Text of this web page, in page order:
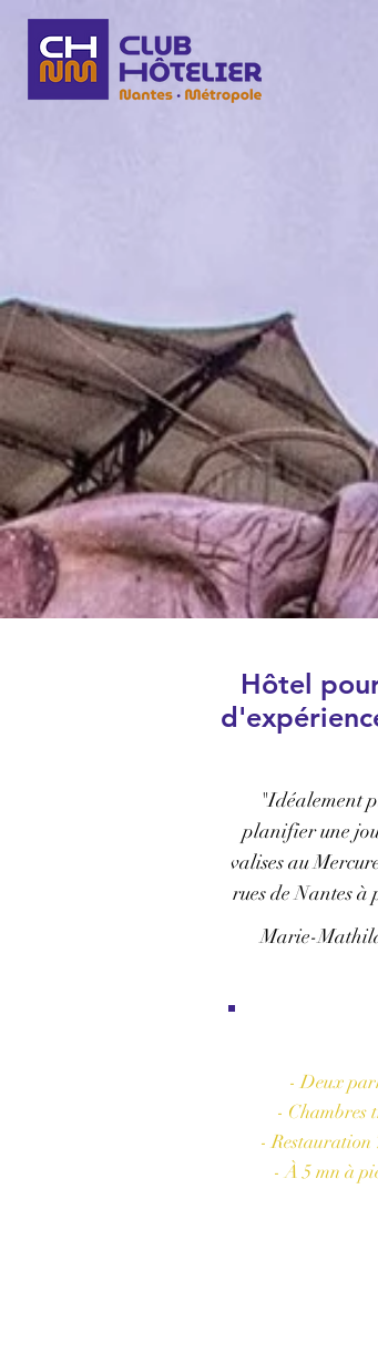
Hôtel
"Idéalement
planifier une
valises au
rues de Nantes à
Marie-
- Deux
- Chambres
- Restauration
- À 5 mn à